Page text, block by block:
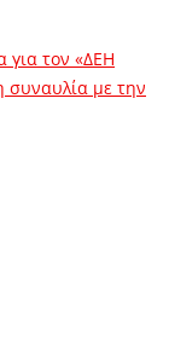
για τον «ΔΕΗ
συναυλία με την